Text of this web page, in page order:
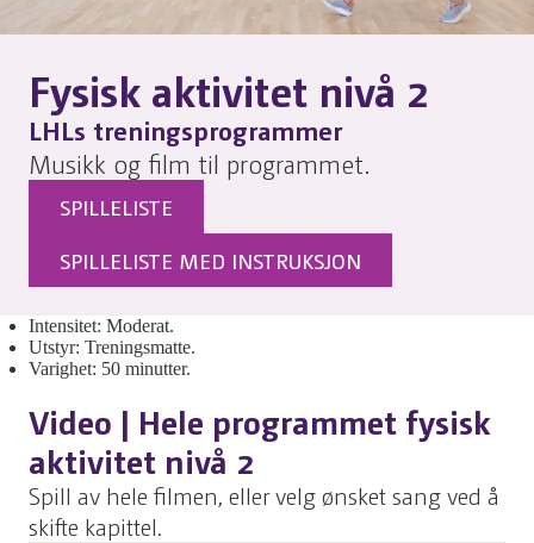
Fysisk aktivitet nivå 2
LHLs treningsprogrammer
Musikk og film til programmet.
SPILLELISTE
SPILLELISTE MED INSTRUKSJON
Intensitet: Moderat.
Utstyr: Treningsmatte.
Varighet: 50 minutter.
Video | Hele programmet fysisk
aktivitet nivå 2
Spill av hele filmen, eller velg ønsket sang ved å
skifte kapittel.